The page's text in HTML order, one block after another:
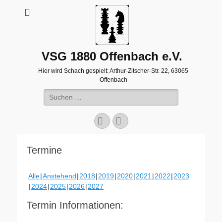
VSG 1880 Offenbach e.V.
Hier wird Schach gespielt: Arthur-Zitscher-Str. 22, 63065
Offenbach
Suche
nach:
FacebookWordPress
Termine
Alle Anstehend 2018 2019 2020 2021 2022 2023
2024 2025 2026 2027
Termin Informationen: